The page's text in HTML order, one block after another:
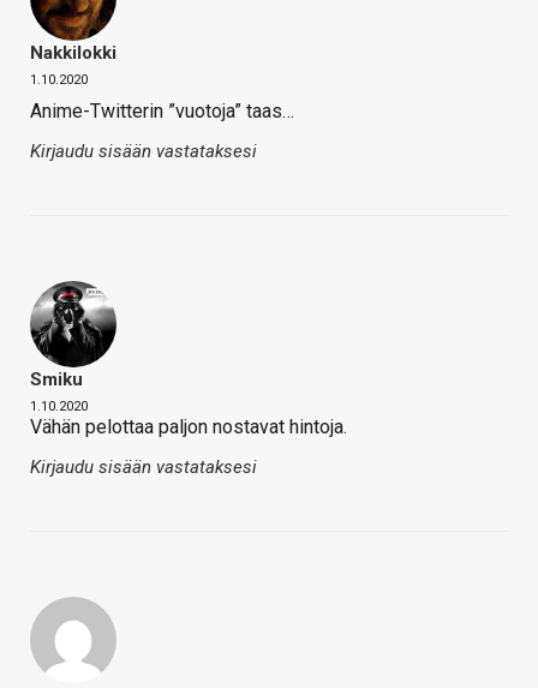
Nakkilokki
1.10.2020
Anime-Twitterin ”vuotoja” taas…
Kirjaudu sisään vastataksesi
Smiku
1.10.2020
Vähän pelottaa paljon nostavat hintoja.
Kirjaudu sisään vastataksesi